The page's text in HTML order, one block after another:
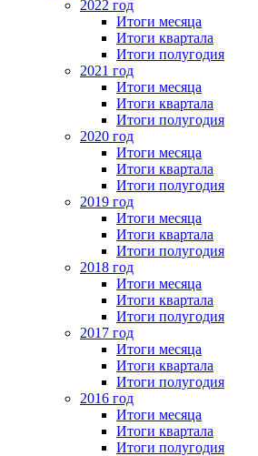
2022 год
Итоги месяца
Итоги квартала
Итоги полугодия
2021 год
Итоги месяца
Итоги квартала
Итоги полугодия
2020 год
Итоги месяца
Итоги квартала
Итоги полугодия
2019 год
Итоги месяца
Итоги квартала
Итоги полугодия
2018 год
Итоги месяца
Итоги квартала
Итоги полугодия
2017 год
Итоги месяца
Итоги квартала
Итоги полугодия
2016 год
Итоги месяца
Итоги квартала
Итоги полугодия